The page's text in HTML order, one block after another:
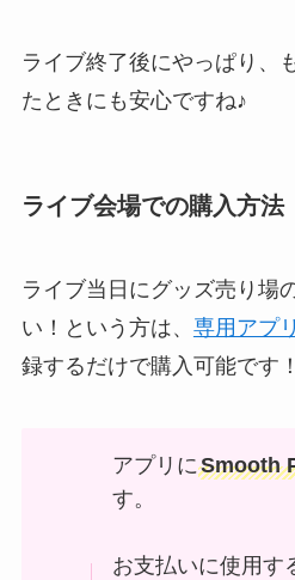
ライブ終了後にやっぱり、
たときにも安心ですね♪
ライブ会場での購入方法
ライブ当日にグッズ売り場
い！という方は、 専用アプリ
録するだけで購入可能です！
アプリにSmooth
す。
お支払いに使用す